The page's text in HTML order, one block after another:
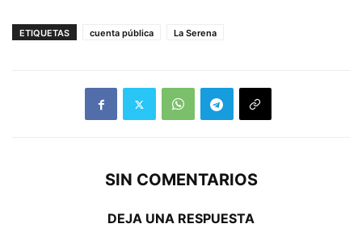
ETIQUETAS cuenta pública La Serena
SIN COMENTARIOS
DEJA UNA RESPUESTA